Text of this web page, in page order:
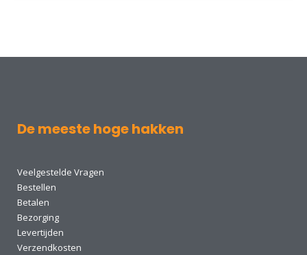
De meeste hoge hakken
Veelgestelde Vragen
Bestellen
Betalen
Bezorging
Levertijden
Verzendkosten